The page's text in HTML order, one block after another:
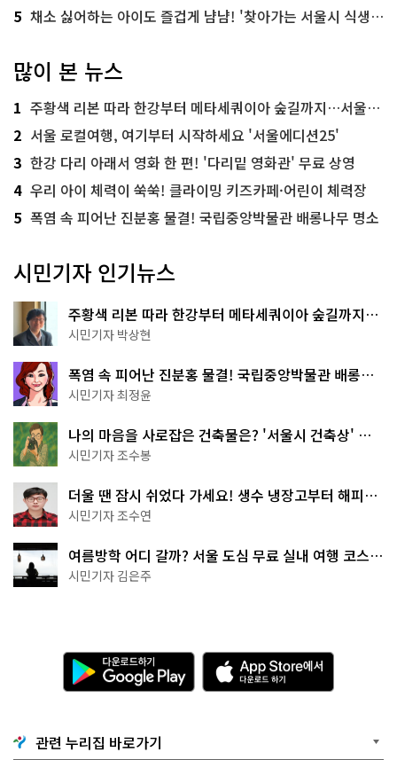
5 채소 싫어하는 아이도 즐겁게 냠냠! '찾아가는 서울시 식생활 교육' 현장
많이 본 뉴스
1 주황색 리본 따라 한강부터 메타세쿼이아 숲길까지…서울둘레길 15코스
2 서울 로컬여행, 여기부터 시작하세요 '서울에디션25'
3 한강 다리 아래서 영화 한 편! '다리밑 영화관' 무료 상영
4 우리 아이 체력이 쑥쑥! 클라이밍 키즈카페·어린이 체력장
5 폭염 속 피어난 진분홍 물결! 국립중앙박물관 배롱나무 명소
시민기자 인기뉴스
주황색 리본 따라 한강부터 메타세쿼이아 숲길까지…
서울둘레길 15코스
시민기자 박상현
폭염 속 피어난 진분홍 물결! 국립중앙박물관 배롱나
무 명소
시민기자 최정윤
나의 마음을 사로잡은 건축물은? '서울시 건축상' 수
상작 공개!
시민기자 조수봉
더울 땐 잠시 쉬었다 가세요! 생수 냉장고부터 해피소
·무더위쉼터까지
시민기자 조수연
여름방학 어디 갈까? 서울 도심 무료 실내 여행 코스
추천
시민기자 김은주
다
운
로
기
G
A
p
p
관련 누리집 바로가기